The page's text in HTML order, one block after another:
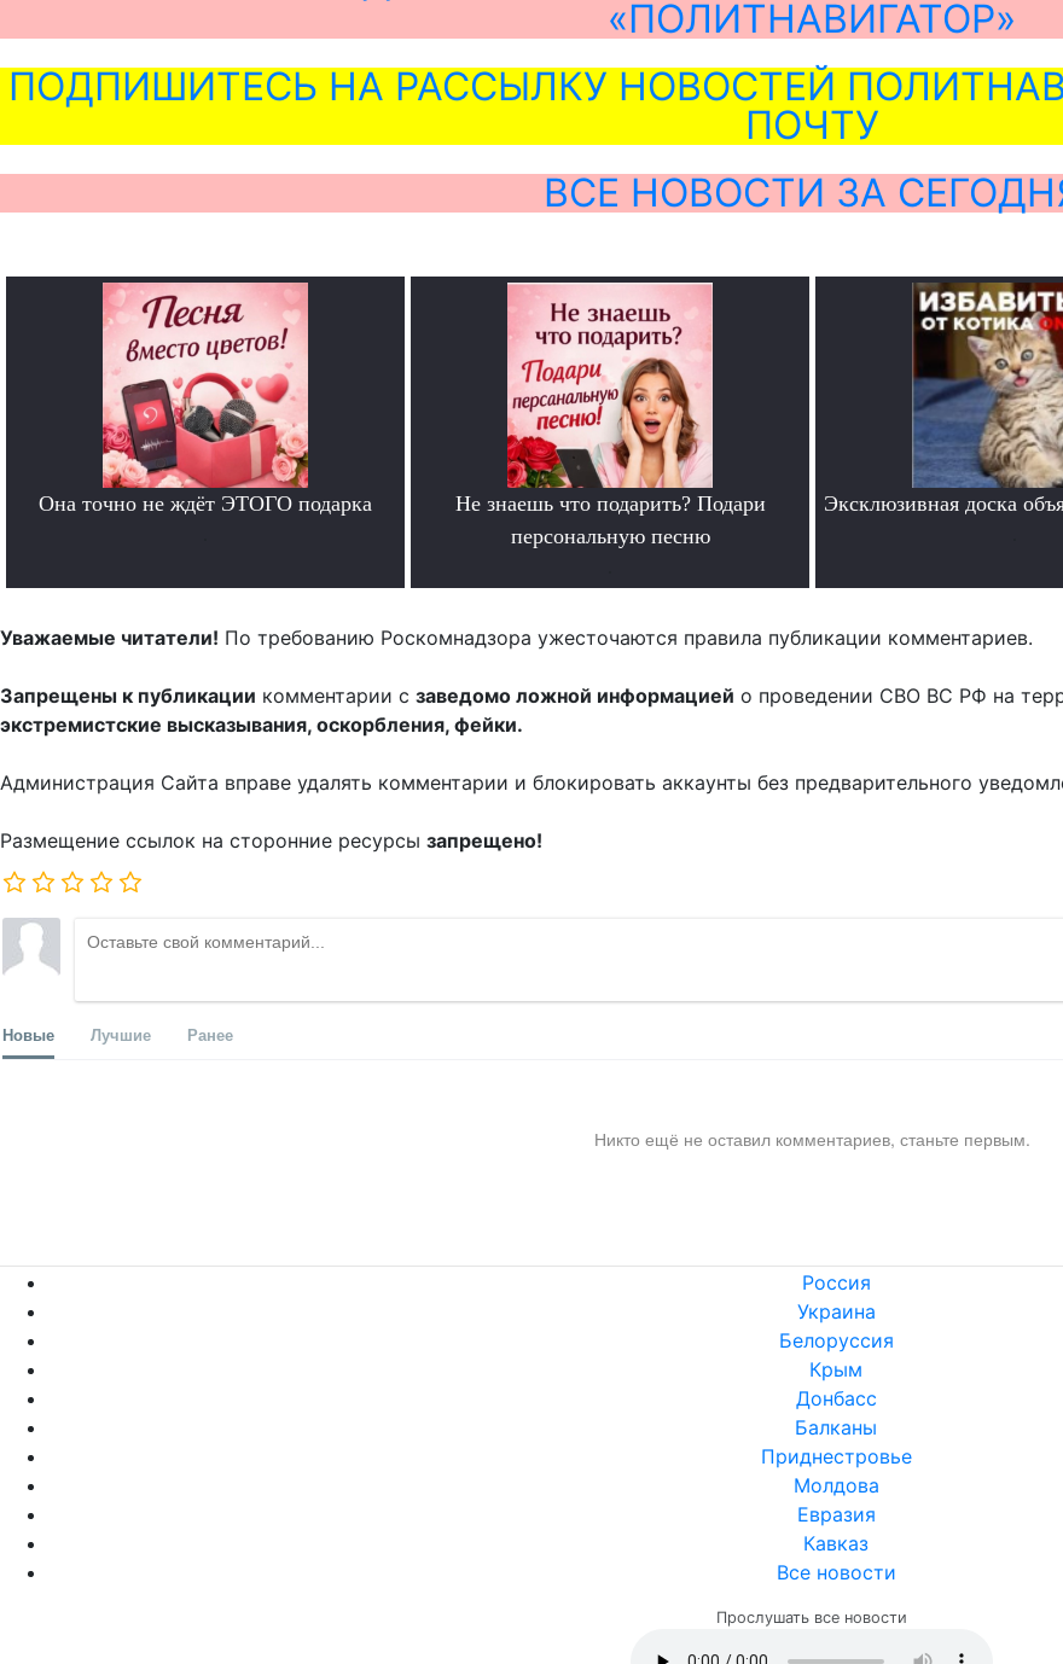
«ПОЛИТНАВИГАТОР»
ПОДПИШИТЕСЬ НА РАССЫЛКУ НОВОСТЕЙ
ПОЧТУ
ВСЕ НОВОСТИ ЗА
Она точно не ждёт ЭТОГО подарка
Не знаешь что подарить? Подари
персональную песню
Эксклюзивная доска
Уважаемые читатели! По требованию Роскомнадзора ужесточаются правила публикации комментариев.
Запрещены к публикации комментарии с заведомо ложной информацией о проведении СВО ВС РФ на
экстремистские высказывания, оскорбления, фейки.
Администрация Сайта вправе удалять комментарии и блокировать аккаунты без предварительного
Размещение ссылок на сторонние ресурсы запрещено!
Новые Лучшие Ранее
Никто ещё не оставил комментариев, станьте первым.
Россия
Украина
Белоруссия
Крым
Донбасс
Балканы
Приднестровье
Молдова
Евразия
Кавказ
Все новости
Прослушать все новости